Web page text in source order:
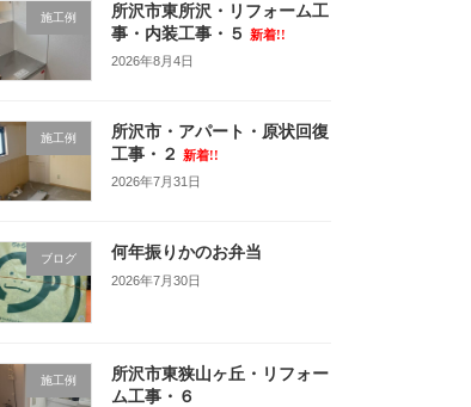
施工例
所沢市東所沢・リフォーム工
事・内装工事・５
新着!!
2026年8月4日
施工例
所沢市・アパート・原状回復
工事・２
新着!!
2026年7月31日
ブログ 何年振りかのお弁当
2026年7月30日
施工例
所沢市東狭山ヶ丘・リフォー
ム工事・６